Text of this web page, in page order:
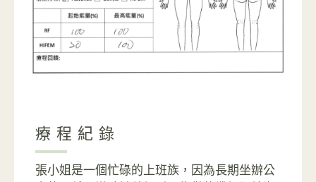
療程紀錄
張小姐是一個忙碌的上班族，因為長期坐辦公